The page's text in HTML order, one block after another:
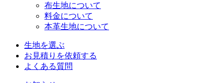
布生地について
料金について
本革生地について
生地を選ぶ
お見積りを依頼する
よくある質問